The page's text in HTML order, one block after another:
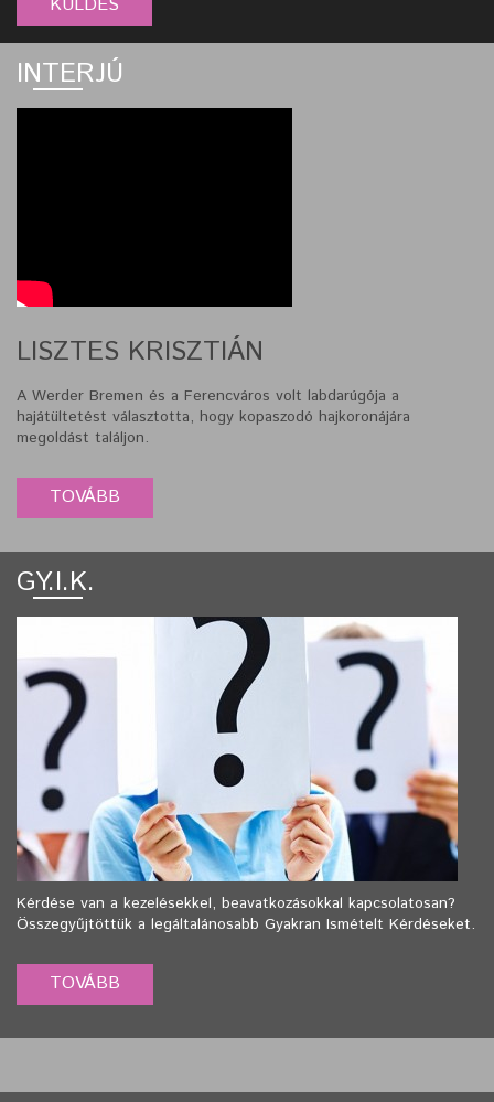
INTERJÚ
LISZTES KRISZTIÁN
A Werder Bremen és a Ferencváros volt labdarúgója a
hajátültetést választotta, hogy kopaszodó hajkoronájára
megoldást találjon.
GY.I.K.
Kérdése van a kezelésekkel, beavatkozásokkal kapcsolatosan?
Összegyűjtöttük a legáltalánosabb Gyakran Ismételt Kérdéseket.